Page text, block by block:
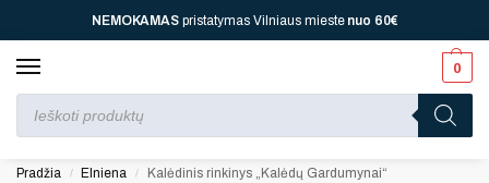
NEMOKAMASpristatymas Vilniaus miestenuo 60€
0
Perkant nuo70 € ⚡ jūsų laukia viena dovana, nuo dvi, nuo150 € ⚡
Pradžia / Elniena / Kalėdinis rinkinys „Kalėdų Gardumynai“